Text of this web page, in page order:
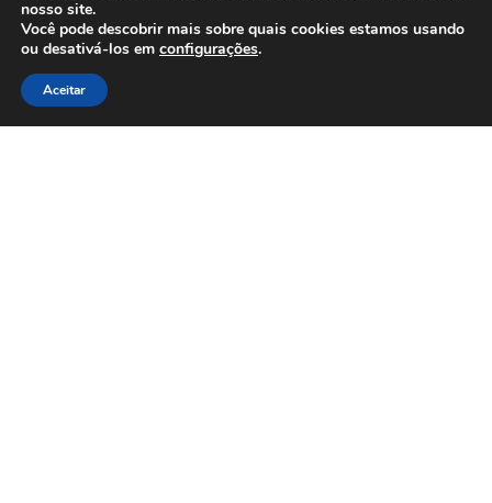
Clique Aqui e conheça nossos parceiros
Afiliações
nosso site.
Você pode descobrir mais sobre quais cookies estamos usando
ou desativá-los em configurações.
Aceitar